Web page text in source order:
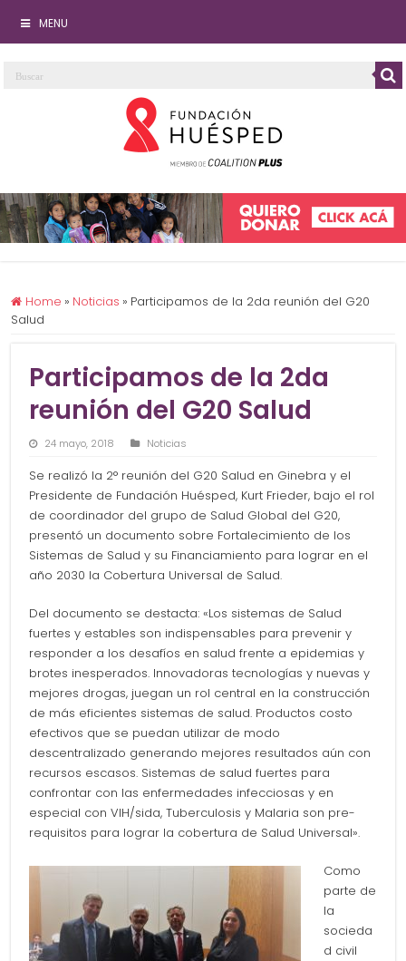
MENU
Home » Noticias » Participamos de la 2da reunión del G20
Salud
Participamos de la 2da
reunión del G20 Salud
24 mayo, 2018 Noticias
Se realizó la 2° reunión del G20 Salud en Ginebra y el
Presidente de Fundación Huésped, Kurt Frieder, bajo el rol
de coordinador del grupo de Salud Global del G20,
presentó un documento sobre Fortalecimiento de los
Sistemas de Salud y su Financiamiento para lograr en el
año 2030 la Cobertura Universal de Salud.
Del documento se destacta: «Los sistemas de Salud
fuertes y estables son indispensables para prevenir y
responder a los desafíos en salud frente a epidemias y
brotes inesperados. Innovadoras tecnologías y nuevas y
mejores drogas, juegan un rol central en la construcción
de más eficientes sistemas de salud. Productos costo
efectivos que se puedan utilizar de modo
descentralizado generando mejores resultados aún con
recursos escasos. Sistemas de salud fuertes para
confrontar con las enfermedades infecciosas y en
especial con VIH/sida, Tuberculosis y Malaria son pre-
requisitos para lograr la cobertura de Salud Universal».
Como
parte de
la
socieda
d civil